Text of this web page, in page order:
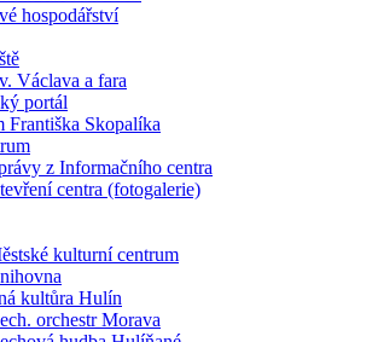
hospodářství
Václava a fara
portál
Františka Skopalíka
z Informačního centra
centra (fotogalerie)
kulturní centrum
kultůra Hulín
orchestr Morava